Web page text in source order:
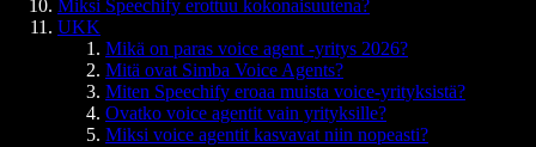
Miksi Speechify erottuu kokonaisuutena?
UKK
Mikä on paras voice agent -yritys 2026?
Mitä ovat Simba Voice Agents?
Miten Speechify eroaa muista voice-yrityksistä?
Ovatko voice agentit vain yrityksille?
Miksi voice agentit kasvavat niin nopeasti?